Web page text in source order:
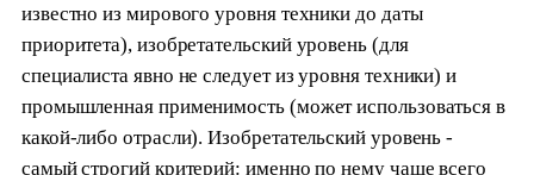
известно из мирового уровня техники до даты
приоритета), изобретательский уровень (для
специалиста явно не следует из уровня техники) и
промышленная применимость (может использоваться в
какой-либо отрасли). Изобретательский уровень -
самый строгий критерий: именно по нему чаще всего